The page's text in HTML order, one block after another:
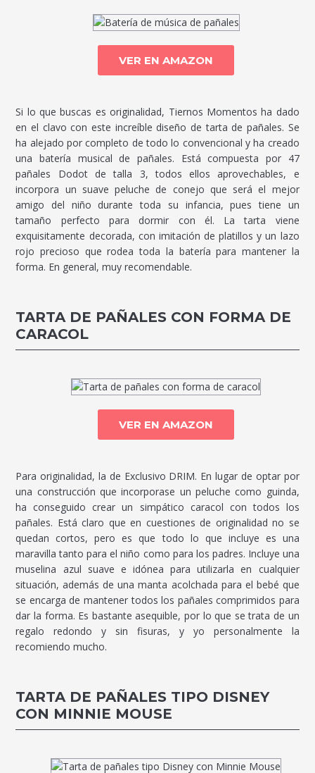
VER EN AMAZON
Si lo que buscas es originalidad, Tiernos Momentos ha dado
en el clavo con este increíble diseño de tarta de pañales. Se
ha alejado por completo de todo lo convencional y ha creado
una batería musical de pañales. Está compuesta por 47
pañales Dodot de talla 3, todos ellos aprovechables, e
incorpora un suave peluche de conejo que será el mejor
amigo del niño durante toda su infancia, pues tiene un
tamaño perfecto para dormir con él. La tarta viene
exquisitamente decorada, con imitación de platillos y un lazo
rojo precioso que rodea toda la batería para mantener la
forma. En general, muy recomendable.
TARTA DE PAÑALES CON FORMA DE
CARACOL
VER EN AMAZON
Para originalidad, la de Exclusivo DRIM. En lugar de optar por
una construcción que incorporase un peluche como guinda,
ha conseguido crear un simpático caracol con todos los
pañales. Está claro que en cuestiones de originalidad no se
quedan cortos, pero es que todo lo que incluye es una
maravilla tanto para el niño como para los padres. Incluye una
muselina azul suave e idónea para utilizarla en cualquier
situación, además de una manta acolchada para el bebé que
se encarga de mantener todos los pañales comprimidos para
dar la forma. Es bastante asequible, por lo que se trata de un
regalo redondo y sin fisuras, y yo personalmente la
recomiendo mucho.
TARTA DE PAÑALES TIPO DISNEY
CON MINNIE MOUSE